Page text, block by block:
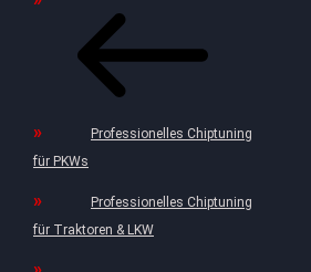
Professionelles Chiptuning
für PKWs
Professionelles Chiptuning
für Traktoren & LKW